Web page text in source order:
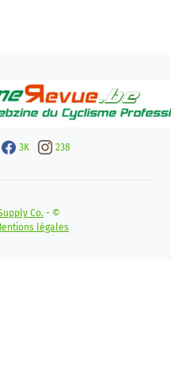
3K 238
Co. - ©
légales